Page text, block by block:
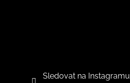
Sledovat na Instagramu